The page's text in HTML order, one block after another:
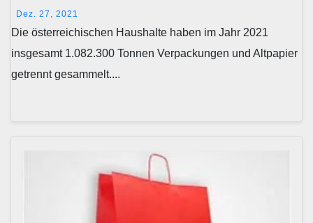
Dez. 27, 2021
Die österreichischen Haushalte haben im Jahr 2021
insgesamt 1.082.300 Tonnen Verpackungen und Altpapier
getrennt gesammelt....